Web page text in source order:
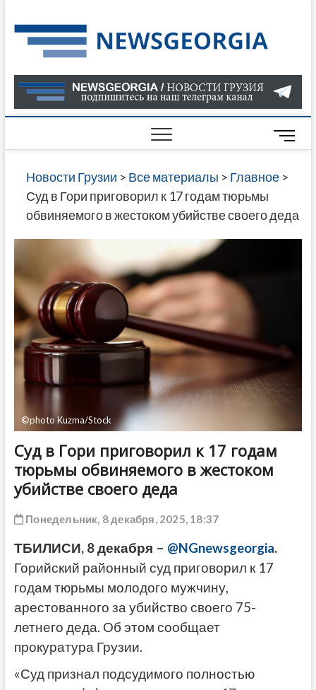
to
content
О
В
ГРУЗИИ
САЙТЕ
M
e
n
B
Новости Грузии > Все материалы > Главное>
Суд в Гори приговорил к 17 годам тюрьмы
обвиняемого в жестоком убийстве своего деда
©photo Kuzma/Stock
Суд в Гори приговорил к 17 годам
тюрьмы обвиняемого в жестоком
убийстве своего деда
Понедельник, 8 декабря, 2025, 18:37
ТБИЛИСИ, 8 декабря – @NGnewsgeorgia.
Горийский районный суд приговорил к 17
годам тюрьмы молодого мужчину,
арестованного за убийство своего 75-
летнего деда. Об этом сообщает
прокуратура Грузии.
«Суд признал подсудимого полностью